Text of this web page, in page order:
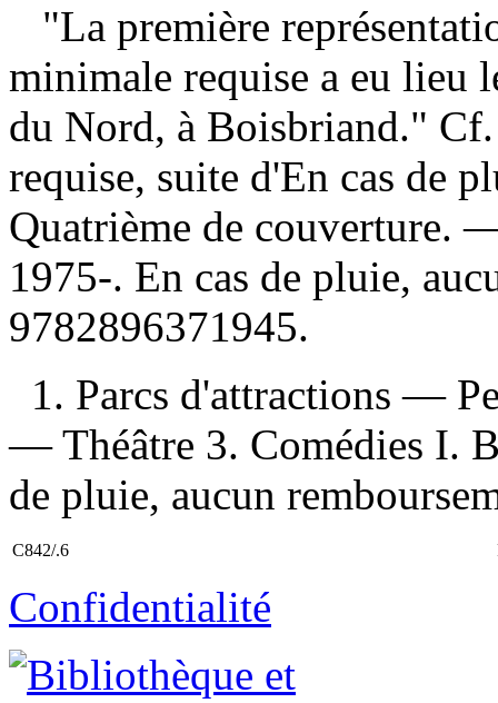
"La première
minimale requise a eu lieu
du Nord, à Boisbriand."
requise, suite d'En cas de
Quatrième de couverture.
1975-. En cas de pluie,
9782896371945.
1. Parcs d'attractions —
— Théâtre 3. Comédies I.
de pluie, aucun
C842/.6
Confidentialité